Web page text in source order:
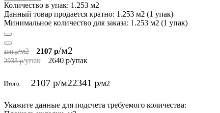
Количество в упак: 1.253 м2
Данный товар продается кратно: 1.253 м2 (1 упак)
Минимальное количество для заказа: 1.253 м2 (1 упак)
2341 р/м2 2107 р/м2
2933 р/упак 2640 р/упак
Итого: 2107 р/м22341 р/м2
Укажите данные для подсчета требуемого количества: